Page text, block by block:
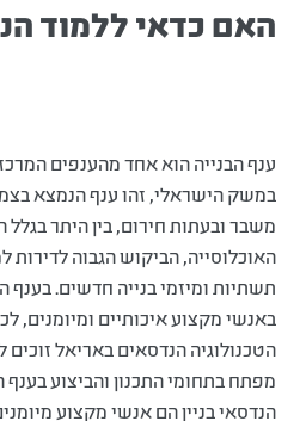
האם כדאי ללמוד
ענף הבנייה הוא אחד מהענפים
במשק הישראלי, זהו ענף הנמצא
משבר ובעתות חירום, בין היתר בגלל
האוכלוסייה, הביקוש הגבוה לדירות
תשתיות ומיזמי בנייה חדשים. בענף
באנשי מקצוע איכותיים ומיומנים,
הטכנולוגיה הנדסאים באריאל זוכים
מפתח בתחומי התכנון והביצוע בענף
הנדסאי בניין הם אנשי מקצוע